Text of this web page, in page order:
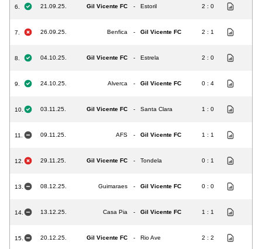
6. 21.09.25. Gil Vicente FC - Estoril 2 : 0
7. 26.09.25. Benfica - Gil Vicente FC 2 : 1
8. 04.10.25. Gil Vicente FC - Estrela 2 : 0
9. 24.10.25. Alverca - Gil Vicente FC 0 : 4
10. 03.11.25. Gil Vicente FC - Santa Clara 1 : 0
11. 09.11.25. AFS - Gil Vicente FC 1 : 1
12. 29.11.25. Gil Vicente FC - Tondela 0 : 1
13. 08.12.25. Guimaraes - Gil Vicente FC 0 : 0
14. 13.12.25. Casa Pia - Gil Vicente FC 1 : 1
15. 20.12.25. Gil Vicente FC - Rio Ave 2 : 2